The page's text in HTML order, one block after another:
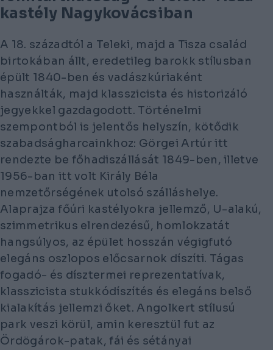
kastély Nagykovácsiban
A 18. századtól a Teleki, majd a Tisza család
birtokában állt, eredetileg barokk stílusban
épült 1840-ben és vadászkúriaként
használták, majd klasszicista és historizáló
jegyekkel gazdagodott. Történelmi
szempontból is jelentős helyszín, kötődik
szabadságharcainkhoz: Görgei Artúr itt
rendezte be főhadiszállását 1849-ben, illetve
1956-ban itt volt Király Béla
nemzetőrségének utolsó szálláshelye.
Alaprajza főúri kastélyokra jellemző, U-alakú,
szimmetrikus elrendezésű, homlokzatát
hangsúlyos, az épület hosszán végigfutó
elegáns oszlopos előcsarnok díszíti. Tágas
fogadó- és dísztermei reprezentatívak,
klasszicista stukkódíszítés és elegáns belső
kialakítás jellemzi őket. Angolkert stílusú
park veszi körül, amin keresztül fut az
Ördögárok-patak, fái és sétányai